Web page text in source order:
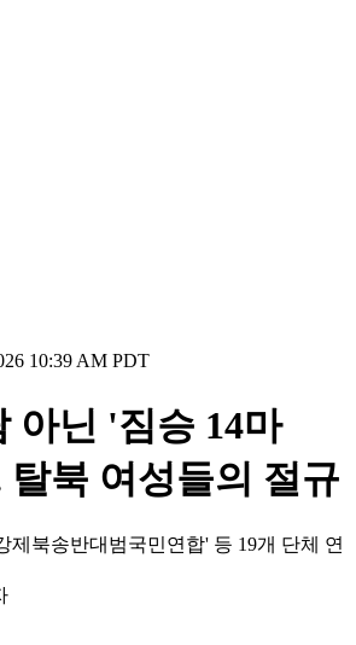
10:39 AM PDT
아닌 '짐승 14마
북 여성들의 절규
제북송반대범국민연합' 등 19개 단체 연